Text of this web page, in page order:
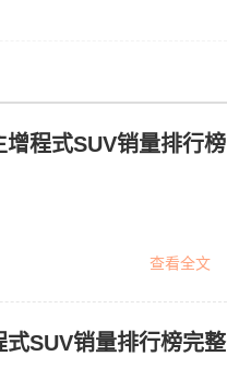
程式SUV销量排行榜
查看全文
SUV销量排行榜完整